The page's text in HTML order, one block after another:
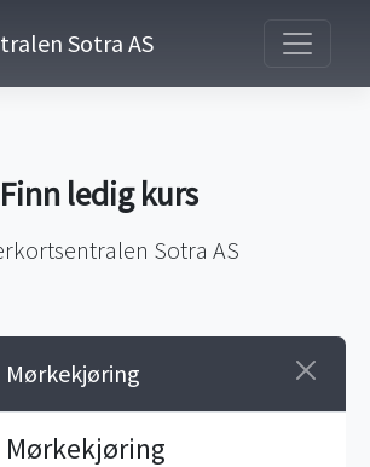
Sotra AS
Finn ledig kurs
Sotra AS
Mørkekjøring
Mørkekjøring